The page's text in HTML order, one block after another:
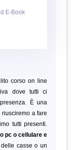
E-Book
corso on line
dove tutti ci
È una
riusciremo a fare
tutti presenti.
pc o cellulare e
casse o un